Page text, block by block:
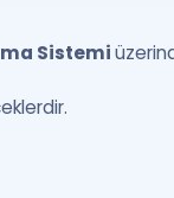
Sistemi